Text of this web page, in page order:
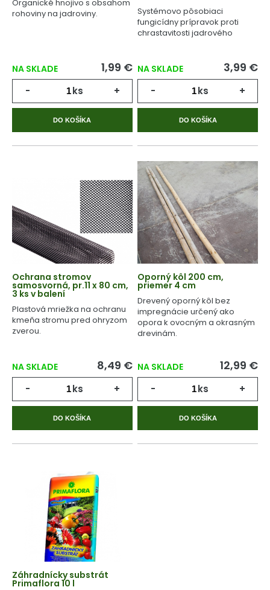
Organické hnojivo s obsahom
rohoviny na jadroviny.
NA SKLADE 1,99 €
- ks +
DO KOŠÍKA
Systémovo pôsobiaci
fungicídny prípravok proti
chrastavitosti jadrového
NA SKLADE 3,99 €
- ks +
DO KOŠÍKA
Ochrana stromov
samosvorná, pr.11 x 80 cm,
3 ks v balení
Plastová mriežka na ochranu
kmeňa stromu pred ohryzom
zverou.
NA SKLADE 8,49 €
- ks +
DO KOŠÍKA
Oporný kôl 200 cm,
priemer 4 cm
Drevený oporný kôl bez
impregnácie určený ako
opora k ovocným a okrasným
drevinám.
NA SKLADE 12,99 €
- ks +
DO KOŠÍKA
Záhradnícky substrát
Primaflora 10 l